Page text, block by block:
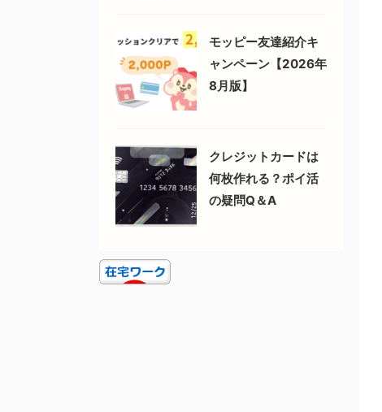
モッピー友達紹介キ
ャンペーン【2026年
8月版】
クレジットカードは
何枚作れる？ポイ活
の疑問Q＆A